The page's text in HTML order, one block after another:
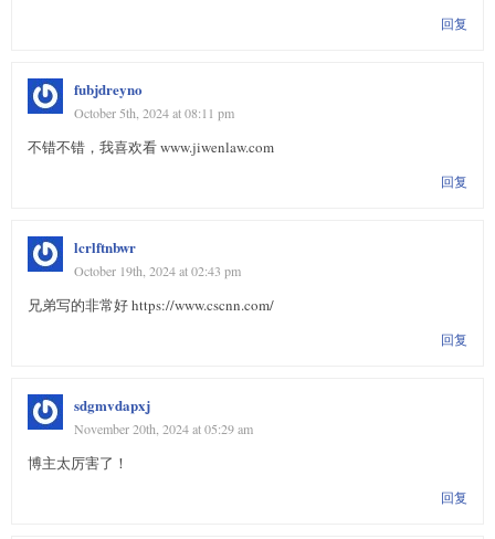
回复
fubjdreyno
October 5th, 2024 at 08:11 pm
不错不错，我喜欢看 www.jiwenlaw.com
回复
lcrlftnbwr
October 19th, 2024 at 02:43 pm
兄弟写的非常好 https://www.cscnn.com/
回复
sdgmvdapxj
November 20th, 2024 at 05:29 am
博主太厉害了！
回复